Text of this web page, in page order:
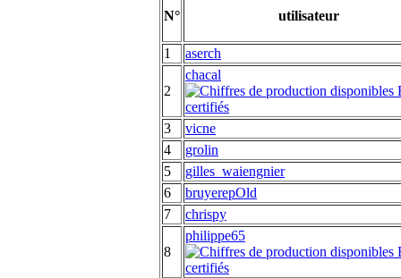
N° utilisateur
1 aserch
2
chacal
3
vicne
4
grolin
5
gilles_waiengnier
6
bruyerepOld
7
chrispy
8
philippe65